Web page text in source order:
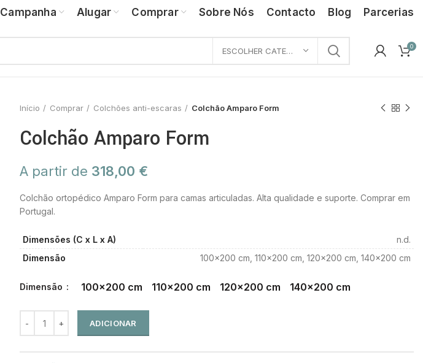
Campanha Alugar Comprar Sobre Nós Contacto Blog Parcerias
ESCOLHER CATEGORIA 0
Início Comprar Colchões anti-escaras Colchão Amparo Form
Colchão Amparo Form
A partir de 318,00 €
Colchão ortopédico Amparo Form para camas articuladas. Alta qualidade e suporte. Comprar em
Portugal.
Dimensões (C x L x A)
n.d.
Dimensão
100×200 cm, 110×200 cm, 120×200 cm, 140×200 cm
Dimensão 100x200 cm 110x200 cm 120x200 cm 140x200 cm
ADICIONAR